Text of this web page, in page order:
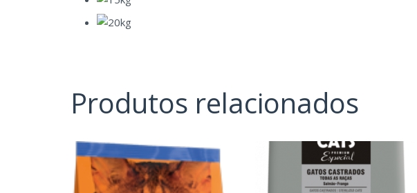
Produtos relacionados